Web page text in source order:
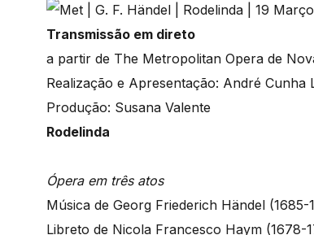
Transmissão em direto
a partir de The Metropolitan Opera de
Realização e Apresentação: André Cunha
Produção: Susana Valente
Rodelinda
Ópera em três atos
Música de Georg Friederich Händel (1685-
Libreto de Nicola Francesco Haym